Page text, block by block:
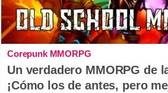
Corepunk MMORPG
Un verdadero MMORPG de
¡Cómo los de antes, pero